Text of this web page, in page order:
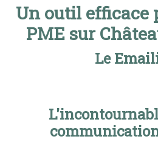
Un outil efficace
PME sur
Le